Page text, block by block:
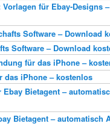
Vorlagen für Ebay-Designs
Software – Download
das iPhone – kostenlos
Bietagent – automatisch